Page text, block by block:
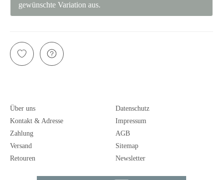
gewünschte Variation aus.
Über uns
Kontakt & Adresse
Zahlung
Versand
Retouren
Datenschutz
Impressum
AGB
Sitemap
Newsletter